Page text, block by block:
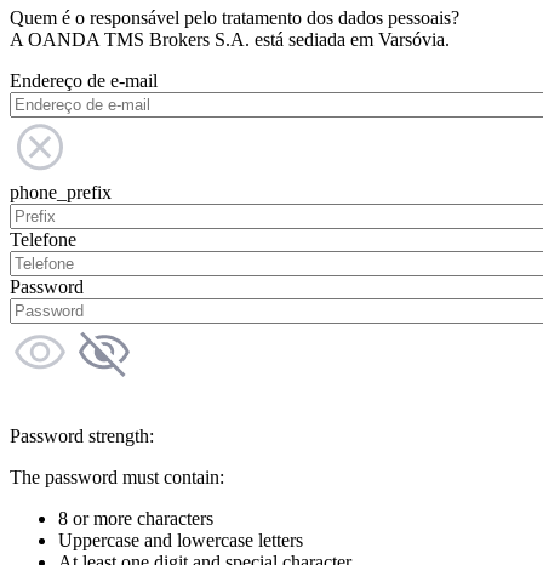
Quem é o responsável pelo tratamento dos dados pessoais?
A OANDA TMS Brokers S.A. está sediada em Varsóvia.
Endereço de e-mail
phone_prefix
Telefone
Password
Password strength:
The password must contain:
8 or more characters
Uppercase and lowercase letters